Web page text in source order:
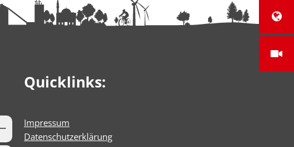
Quicklinks:
Impressum
Datenschutzerklärung